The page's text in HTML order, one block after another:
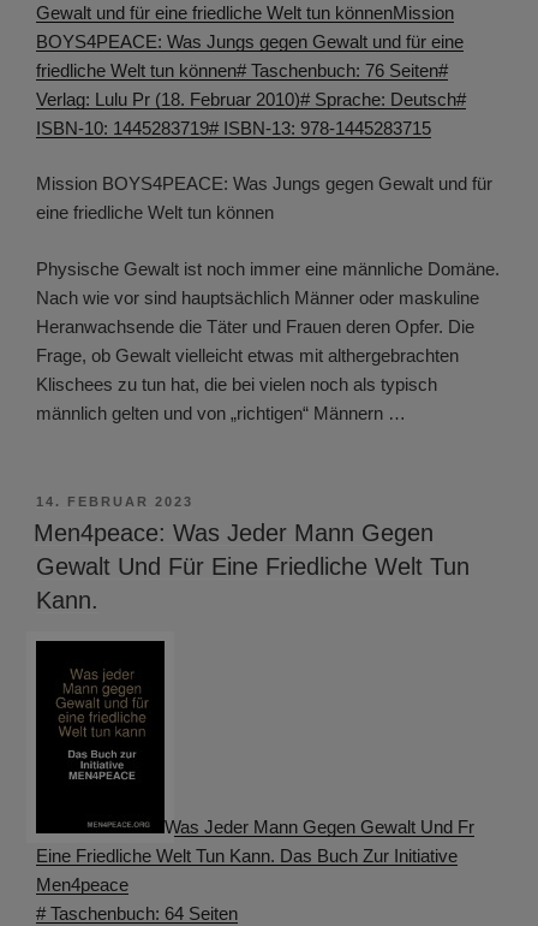
Gewalt und für eine friedliche Welt tun könnenMission
BOYS4PEACE: Was Jungs gegen Gewalt und für eine
friedliche Welt tun können# Taschenbuch: 76 Seiten#
Verlag: Lulu Pr (18. Februar 2010)# Sprache: Deutsch#
ISBN-10: 1445283719# ISBN-13: 978-1445283715
Mission BOYS4PEACE: Was Jungs gegen Gewalt und für
eine friedliche Welt tun können
Physische Gewalt ist noch immer eine männliche Domäne.
Nach wie vor sind hauptsächlich Männer oder maskuline
Heranwachsende die Täter und Frauen deren Opfer. Die
Frage, ob Gewalt vielleicht etwas mit althergebrachten
Klischees zu tun hat, die bei vielen noch als typisch
männlich gelten und von „richtigen“ Männern …
VERÖFFENTLICHT
AM
14. FEBRUAR 2023
Men4peace: Was Jeder Mann Gegen
Gewalt Und Für Eine Friedliche Welt Tun
Kann.
Was Jeder Mann Gegen Gewalt Und Fr
Eine Friedliche Welt Tun Kann. Das Buch Zur Initiative
Men4peace
# Taschenbuch: 64 Seiten